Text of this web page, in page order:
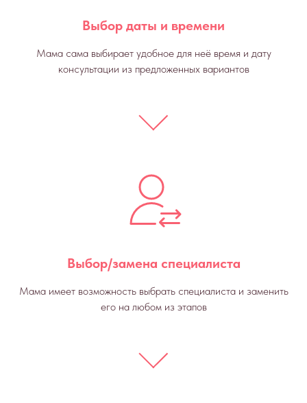
Выбор даты и времени
Мама сама выбирает удобное для неё время и дату
консультации из предложенных вариантов
Выбор/замена специалиста
Мама имеет возможность выбрать специалиста и заменить
его на любом из этапов